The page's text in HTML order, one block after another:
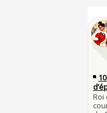
Rouelle 3
Musée
rénovation
2 août
1er
par
les siècles
27 mai
du roi
Pierre
Qui
Tout